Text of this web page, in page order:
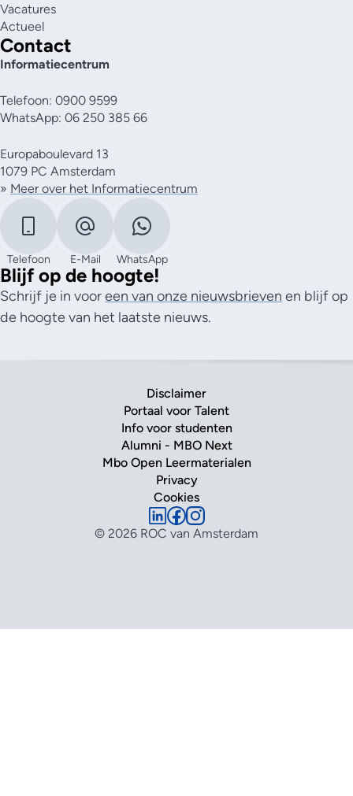
Vacatures
Actueel
Contact
Informatiecentrum
Telefoon: 0900 9599
WhatsApp: 06 250 385 66
Europaboulevard 13
1079 PC Amsterdam
» Meer over het Informatiecentrum
Telefoon E-Mail WhatsApp
Blijf op de hoogte!
Schrijf je in vooreen van onze nieuwsbrieven en blijf op
de hoogte van het laatste nieuws.
Disclaimer
Portaal voor Talent
Info voor studenten
Alumni - MBO Next
Mbo Open Leermaterialen
Privacy
Cookies
© 2026 ROC van Amsterdam